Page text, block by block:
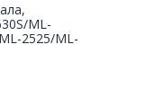
ML-
2525/ML-